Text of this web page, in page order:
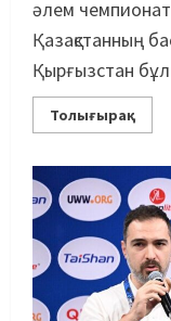
әлем
Қазақстанның
Қырғызстан бұл
Толығырақ